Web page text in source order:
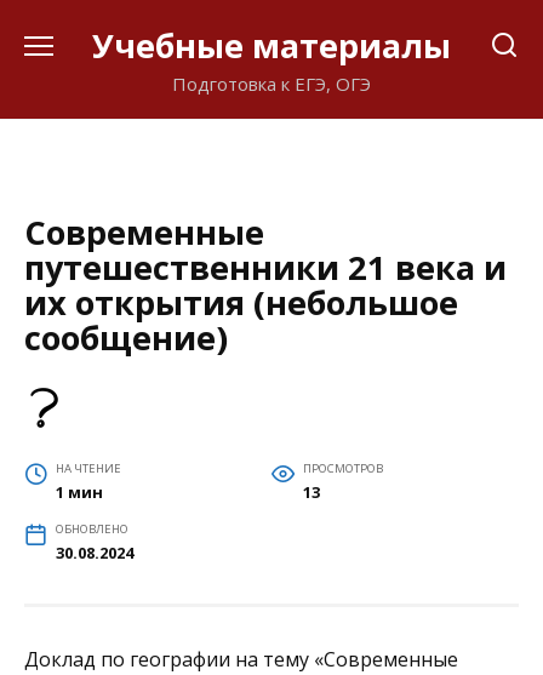
Учебные материалы
Подготовка к ЕГЭ, ОГЭ
Современные
путешественники 21 века и
их открытия (небольшое
сообщение)
НА ЧТЕНИЕ
1 мин
ПРОСМОТРОВ
13
ОБНОВЛЕНО
30.08.2024
Доклад по географии на тему «Современные